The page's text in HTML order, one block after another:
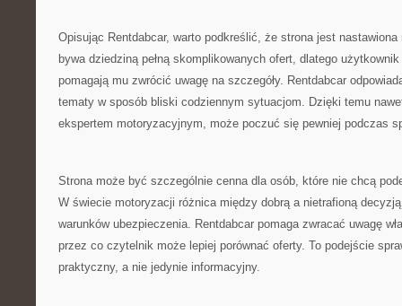
Opisując Rentdabcar, warto podkreślić, że strona jest
bywa dziedziną pełną skomplikowanych ofert, dlatego
pomagają mu zwrócić uwagę na szczegóły. Rentdabcar
tematy w sposób bliski codziennym sytuacjom. Dzięki temu
ekspertem motoryzacyjnym, może poczuć się pewniej podczas
Strona może być szczególnie cenna dla osób, które nie chcą
W świecie motoryzacji różnica między dobrą a nietrafioną
warunków ubezpieczenia. Rentdabcar pomaga zwracać uwagę
przez co czytelnik może lepiej porównać oferty. To podejście
praktyczny, a nie jedynie informacyjny.